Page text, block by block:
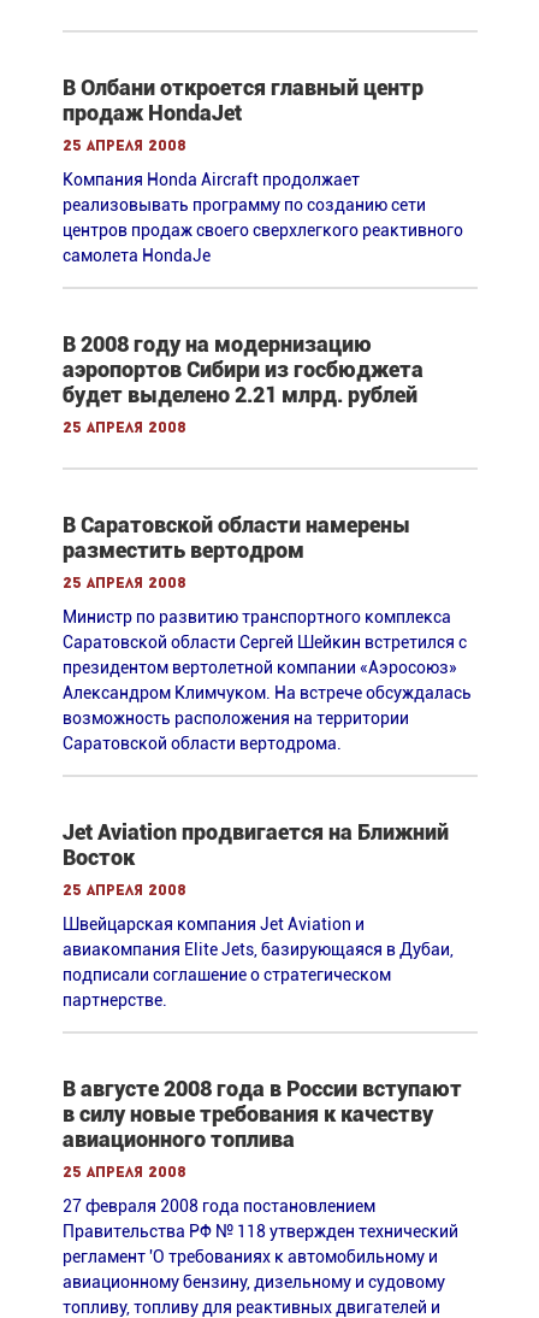
В Олбани откроется главный центр
продаж HondaJet
25 апреля 2008
Компания Honda Aircraft продолжает
реализовывать программу по созданию сети
центров продаж своего сверхлегкого реактивного
самолета HondaJe
В 2008 году на модернизацию
аэропортов Сибири из госбюджета
будет выделено 2.21 млрд. рублей
25 апреля 2008
В Саратовской области намерены
разместить вертодром
25 апреля 2008
Министр по развитию транспортного комплекса
Саратовской области Сергей Шейкин встретился с
президентом вертолетной компании «Аэросоюз»
Александром Климчуком. На встрече обсуждалась
возможность расположения на территории
Саратовской области вертодрома.
Jet Aviation продвигается на Ближний
Восток
25 апреля 2008
Швейцарская компания Jet Aviation и
авиакомпания Elite Jets, базирующаяся в Дубаи,
подписали соглашение о стратегическом
партнерстве.
В августе 2008 года в России вступают
в силу новые требования к качеству
авиационного топлива
25 апреля 2008
27 февраля 2008 года постановлением
Правительства РФ № 118 утвержден технический
регламент 'О требованиях к автомобильному и
авиационному бензину, дизельному и судовому
топливу, топливу для реактивных двигателей и